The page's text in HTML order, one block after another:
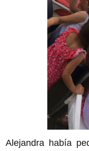
Alejandra había